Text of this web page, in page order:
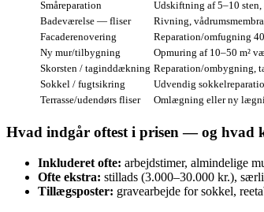
Småreparation
Udskiftning af 5–10
Badeværelse — fliser
Rivning,
Facaderenovering
Reparation/omfugning
Ny mur/tilbygning
Opmuring af 10–50 m²
Skorsten / taginddækning Reparation/ombygning,
Sokkel / fugtsikring
Udvendig
Terrasse/udendørs fliser
Omlægning eller ny
Hvad indgår oftest i prisen — og hvad
Inkluderet ofte: arbejdstimer, almindelige
Ofte ekstra: stillads (3.000–30.000 kr.),
Tillægsposter: gravearbejde for sokkel,